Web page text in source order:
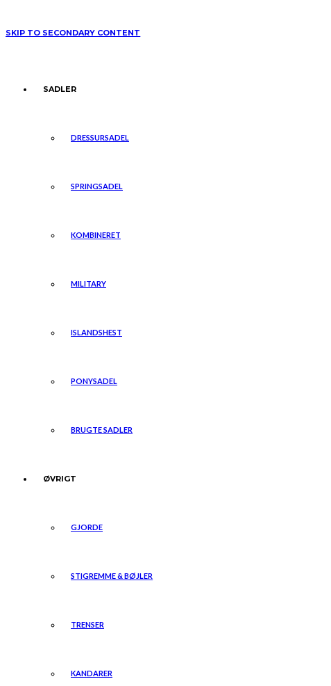
SKIP TO SECONDARY CONTENT
SADLER
DRESSURSADEL
SPRINGSADEL
KOMBINERET
MILITARY
ISLANDSHEST
PONYSADEL
BRUGTE SADLER
ØVRIGT
GJORDE
STIGREMME & BØJLER
TRENSER
KANDARER